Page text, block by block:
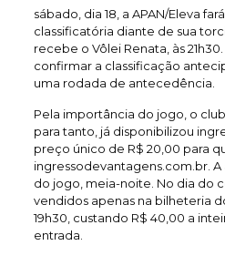
sábado, dia 18, a APAN/Eleva
classificatória diante de sua
recebe o Vôlei Renata, às
confirmar a classificação
uma rodada de antecedência.
Pela importância do jogo, o
para tanto, já disponibilizou
preço único de R$ 20,00 para
ingressodevantagens.com.br.
do jogo, meia-noite. No dia do
vendidos apenas na bilheteria
19h30, custando R$ 40,00 a
entrada.